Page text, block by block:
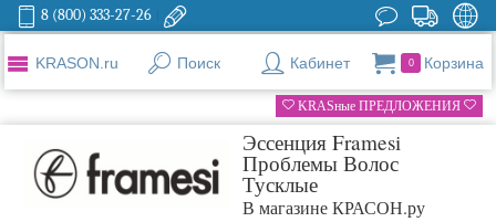
8 (800) 333-27-26
KRASON.ru Поиск Кабинет 0 Корзина
KRASные ПРЕДЛОЖЕНИЯ
Эссенция Framesi
Проблемы Волос
Тусклые
В магазине КРАСОН.ру